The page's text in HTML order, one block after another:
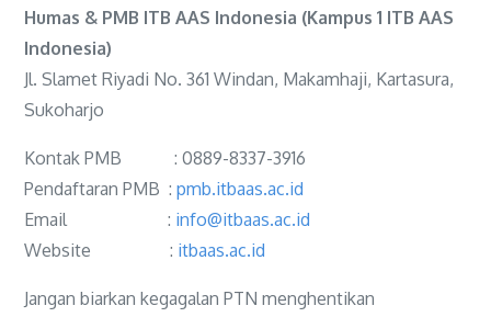
Humas & PMB ITB AAS Indonesia (Kampus 1 ITB AAS
Indonesia)
Jl. Slamet Riyadi No. 361 Windan, Makamhaji, Kartasura,
Sukoharjo
Kontak PMB : 0889-8337-3916
Pendaftaran PMB :pmb.itbaas.ac.id
Email : info@itbaas.ac.id
Website : itbaas.ac.id
Jangan biarkan kegagalan PTN menghentikan